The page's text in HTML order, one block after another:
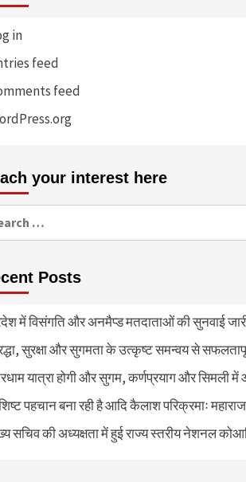
in
feed
feed
your interest here
Posts
में विसंगति और अनमैप्ड मतदाताओं की सुनवाई
सुरक्षा और सुगमता के उत्कृष्ट समन्वय से
यात्रा होगी और सुगम, कर्णप्रयाग और सिमली
पहचान बना रही है आदि कैलाश परिक्रमाः महाराज
सचिव की अध्यक्षता में हुई राज्य स्तरीय नेशनल